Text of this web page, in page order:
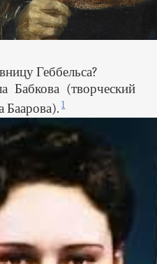
Геббельса?
Бабкова (творческий
Баарова).1